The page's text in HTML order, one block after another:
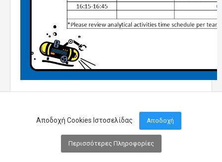
Αποδοχή Cookies Ιστοσελίδας Αποδοχή
Περισσότερες Πληροφορίες
Μενού